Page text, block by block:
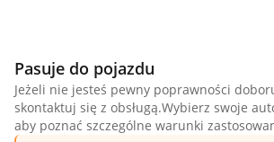
Pasuje do pojazdu
Jeżeli nie jesteś pewny poprawności
skontaktuj się z obsługą.Wybierz swoje
aby poznać szczególne warunki